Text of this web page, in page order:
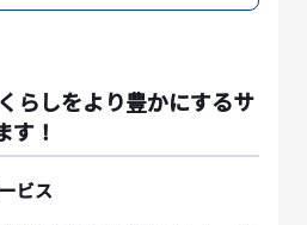
らしをより豊かにするサ
す！
ビス